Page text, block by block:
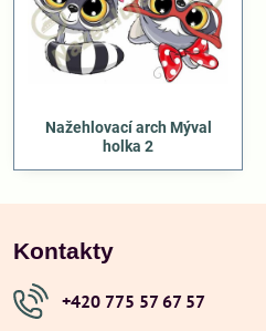
Nažehlovací arch Mýval
holka 2
Kontakty
+420 775 57 67 57